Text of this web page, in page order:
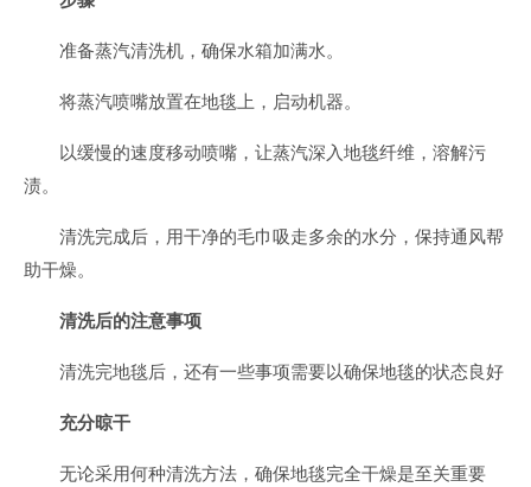
准备蒸汽清洗机，确保水箱加满水。
将蒸汽喷嘴放置在地毯上，启动机器。
以缓慢的速度移动喷嘴，让蒸汽深入地毯纤维，溶解污
渍。
清洗完成后，用干净的毛巾吸走多余的水分，保持通风帮
助干燥。
清洗后的注意事项
清洗完地毯后，还有一些事项需要以确保地毯的状态良好
充分晾干
无论采用何种清洗方法，确保地毯完全干燥是至关重要